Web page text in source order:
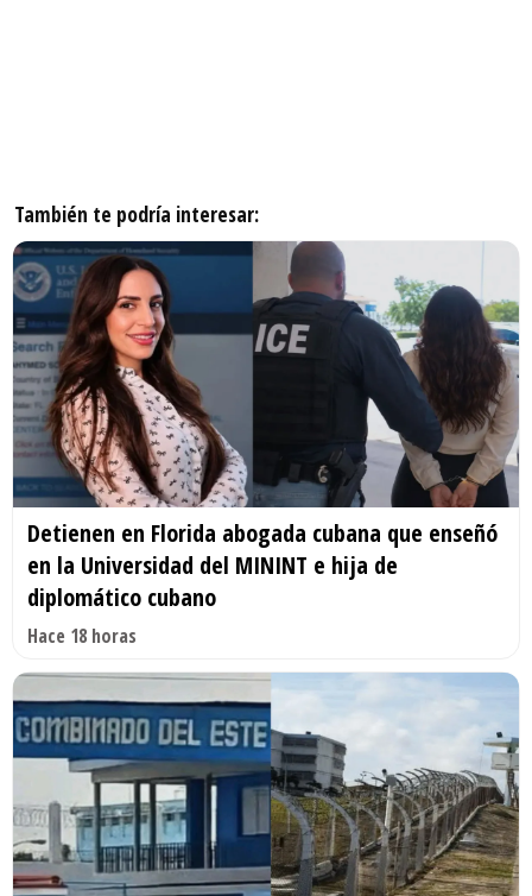
También te podría interesar:
Detienen en Florida abogada cubana que enseñó
en la Universidad del MININT e hija de
diplomático cubano
Hace 18 horas